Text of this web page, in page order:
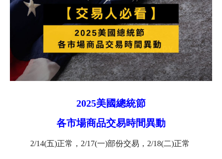
2025美國總統節
各市場商品交易時間異動
2/14(五)正常，2/17(一)部份交易，2/18(二)正常